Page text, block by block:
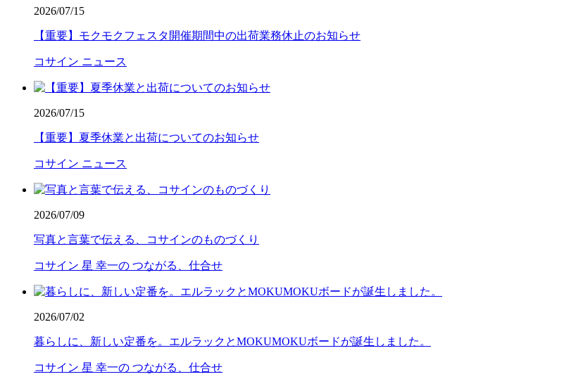
2026/07/15
【重要】モクモクフェスタ開催期間中の出荷業務休止のお知らせ
コサイン ニュース
2026/07/15
【重要】夏季休業と出荷についてのお知らせ
コサイン ニュース
2026/07/09
写真と言葉で伝える、コサインのものづくり
コサイン 星 幸一の つながる、仕合せ
2026/07/02
暮らしに、新しい定番を。エルラックとMOKUMOKUボードが誕生しました。
コサイン 星 幸一の つながる、仕合せ